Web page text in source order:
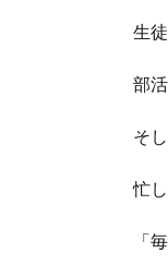
生
部
そ
忙
「